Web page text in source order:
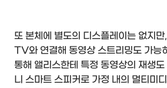
또 본체에 별도의 디스플레이는 없지
TV와 연결해 동영상 스트리밍도 가능
통해 앨리스한테 특정 동영상의 재생
니 스마트 스피커로 가정 내의 멀티미